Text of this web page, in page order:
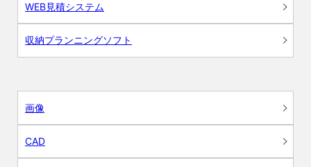
WEB見積システム
収納プランニングソフト
画像
CAD